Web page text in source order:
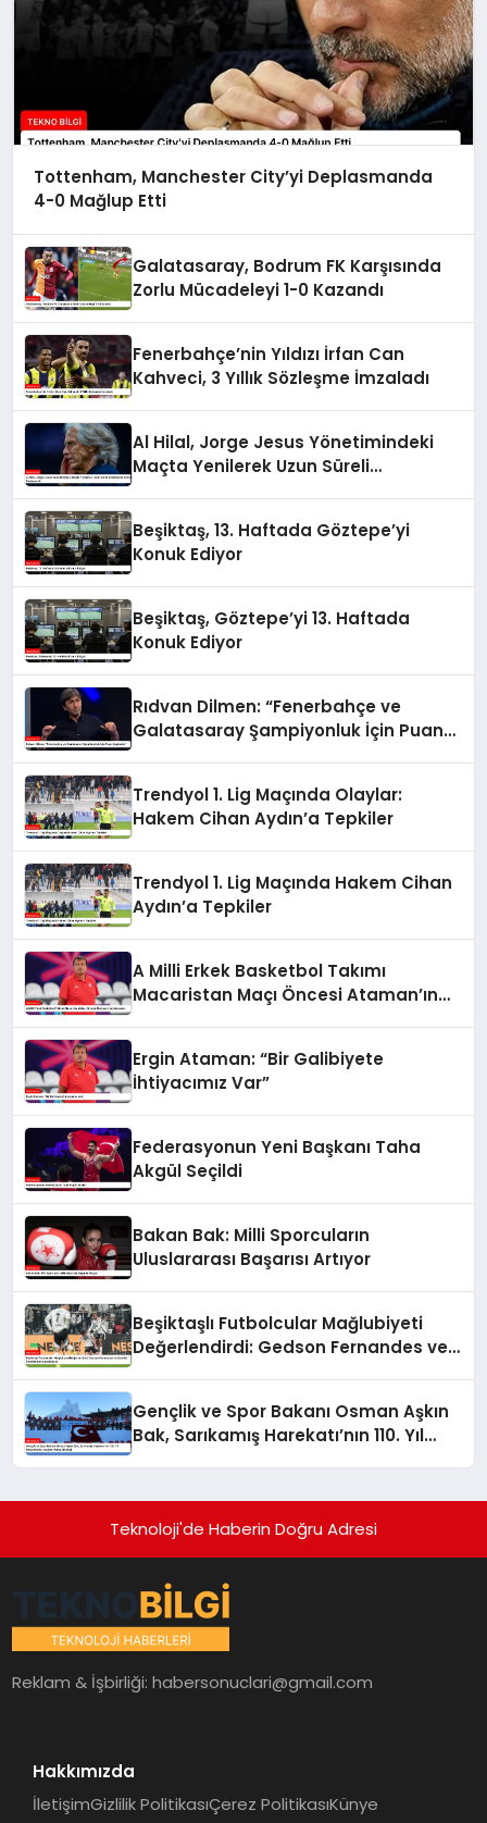
Tottenham, Manchester City’yi Deplasmanda
4-0 Mağlup Etti
Galatasaray, Bodrum FK Karşısında
Zorlu Mücadeleyi 1-0 Kazandı
Fenerbahçe’nin Yıldızı İrfan Can
Kahveci, 3 Yıllık Sözleşme İmzaladı
Al Hilal, Jorge Jesus Yönetimindeki
Maçta Yenilerek Uzun Süreli
Beşiktaş, 13. Haftada Göztepe’yi
Konuk Ediyor
Beşiktaş, Göztepe’yi 13. Haftada
Konuk Ediyor
Rıdvan Dilmen: “Fenerbahçe ve
Galatasaray Şampiyonluk İçin Puan
Trendyol 1. Lig Maçında Olaylar:
Hakem Cihan Aydın’a Tepkiler
Trendyol 1. Lig Maçında Hakem Cihan
Aydın’a Tepkiler
A Milli Erkek Basketbol Takımı
Macaristan Maçı Öncesi Ataman’ın
Ergin Ataman: “Bir Galibiyete
İhtiyacımız Var”
Federasyonun Yeni Başkanı Taha
Akgül Seçildi
Bakan Bak: Milli Sporcuların
Uluslararası Başarısı Artıyor
Beşiktaşlı Futbolcular Mağlubiyeti
Değerlendirdi: Gedson Fernandes ve
Gençlik ve Spor Bakanı Osman Aşkın
Bak, Sarıkamış Harekatı’nın 110. Yıl
Teknoloji'de Haberin Doğru Adresi
Reklam & İşbirliği:habersonuclari@gmail.com
Hakkımızda
İletişimGizlilik PolitikasıÇerez PolitikasıKünye